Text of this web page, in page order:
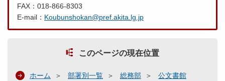
FAX：018-866-8303
E-mail： Koubunshokan@pref.akita.lg.jp
このページの現在位置
ホーム 部署別一覧 総務部
公文書館